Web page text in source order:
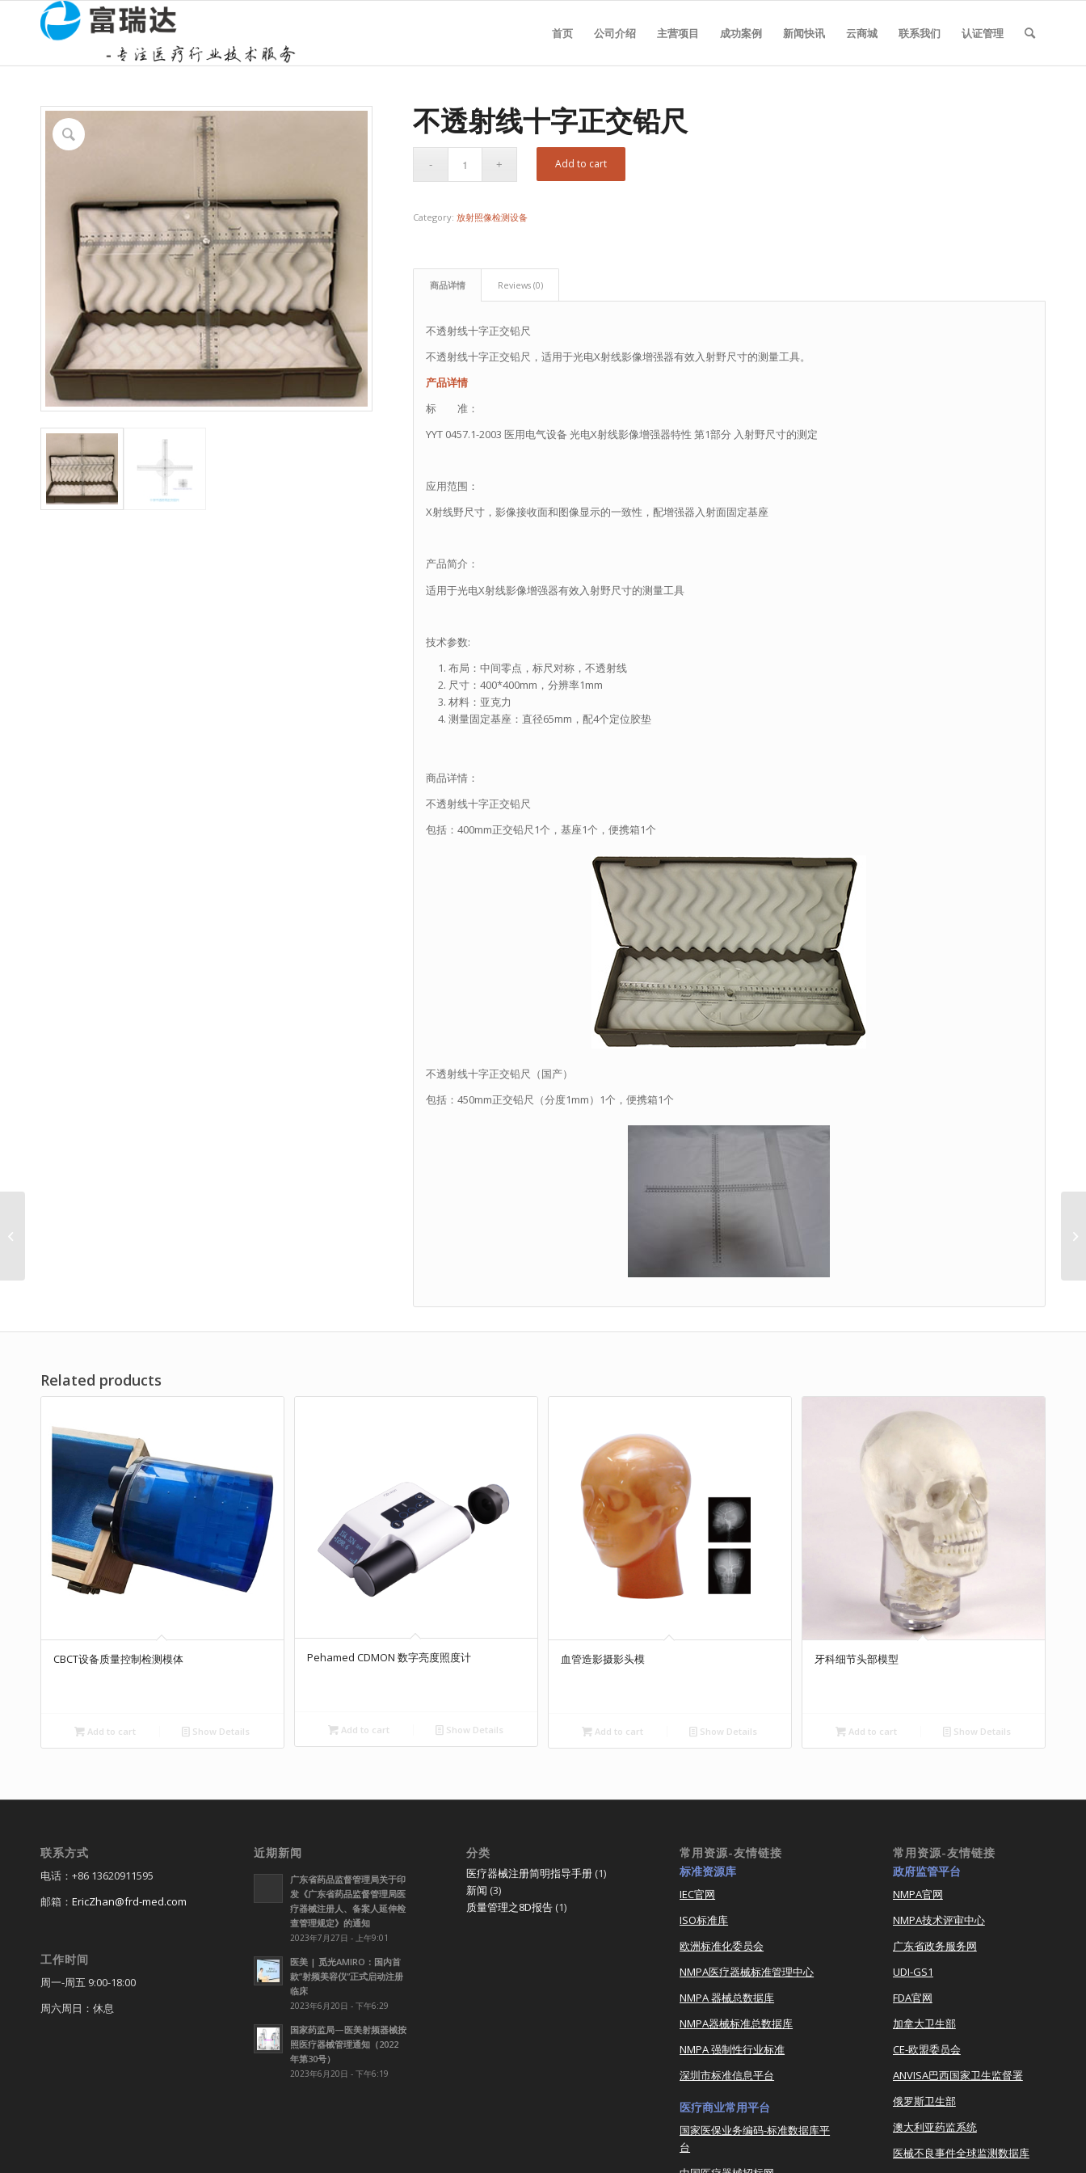
首页 公司介绍 主营项目 成功案例 新闻快讯 云商城 联系我们 认证管理
不透射线十字正交铅尺
Add to cart
Category: 放射照像检测设备
商品详情 Reviews (0)
不透射线十字正交铅尺
不透射线十字正交铅尺，适用于光电X射线影像增强器有效入射野尺寸的测量工具。
产品详情
标 准：
YYT 0457.1-2003 医用电气设备 光电X射线影像增强器特性 第1部分 入射野尺寸的测定
应用范围：
X射线野尺寸，影像接收面和图像显示的一致性，配增强器入射面固定基座
产品简介：
适用于光电X射线影像增强器有效入射野尺寸的测量工具
技术参数:
布局：中间零点，标尺对称，不透射线
尺寸：400*400mm，分辨率1mm
材料：亚克力
测量固定基座：直径65mm，配4个定位胶垫
商品详情：
不透射线十字正交铅尺
包括：400mm正交铅尺1个，基座1个，便携箱1个
不透射线十字正交铅尺（国产）
包括：450mm正交铅尺（分度1mm）1个，便携箱1个
Related products
CBCT设备质量控制检测模体
Add to cart Show Details
Pehamed CDMON 数字亮度照度计
Add to cart Show Details
血管造影摄影头模
Add to cart Show Details
牙科细节头部模型
Add to cart Show Details
联系方式
电话：+86 13620911595
邮箱： EricZhan@frd-med.com
工作时间
周一-周五 9:00-18:00
周六周日：休息
近期新闻
广东省药品监督管理局关于印
发《广东省药品监督管理局医
疗器械注册人、备案人延伸检
查管理规定》的通知
2023年7月27日 - 上午9:01
医美 | 觅光AMIRO：国内首
款”射频美容仪”正式启动注册
临床
2023年6月20日 - 下午6:29
国家药监局—医美射频器械按
照医疗器械管理通知（2022
年第30号）
2023年6月20日 - 下午6:19
分类
医疗器械注册简明指导手册 (1)
新闻 (3)
质量管理之8D报告 (1)
常用资源-友情链接
标准资源库
IEC官网
ISO标准库
欧洲标准化委员会
NMPA医疗器械标准管理中心
NMPA 器械总数据库
NMPA器械标准总数据库
NMPA 强制性行业标准
深圳市标准信息平台
医疗商业常用平台
国家医保业务编码-标准数据库平
台
常用资源-友情链接
政府监管平台
NMPA官网
NMPA技术评审中心
广东省政务服务网
UDI-GS1
FDA官网
加拿大卫生部
CE-欧盟委员会
ANVISA巴西国家卫生监督署
俄罗斯卫生部
澳大利亚药监系统
医械不良事件全球监测数据库